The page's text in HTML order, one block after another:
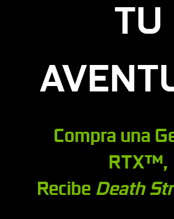
TU
Compra una
RTX™,
Recibe Death